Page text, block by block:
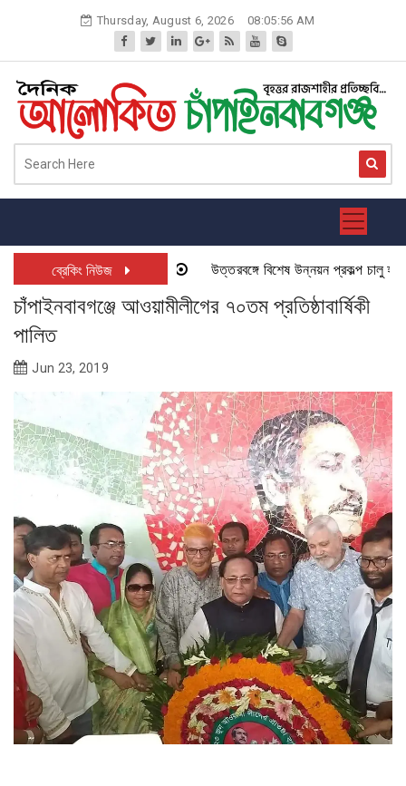
Thursday, August 6, 2026 08:05:57 AM
ব্রেকিং নিউজ উত্তরবঙ্গে বিশেষ উন্নয়ন প্রকল্প চালু হতে
চাঁপাইনবাবগঞ্জে আওয়ামীলীগের ৭০তম প্রতিষ্ঠাবার্ষিকী
পালিত
Jun 23, 2019